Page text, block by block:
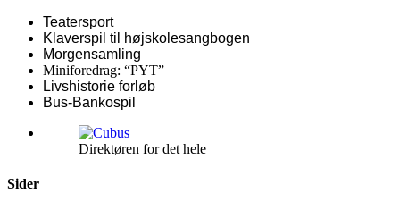
Teatersport
Klaverspil til højskolesangbogen
Morgensamling
Miniforedrag: “PYT”
Livshistorie forløb
Bus-Bankospil
Direktøren for det hele
Sider